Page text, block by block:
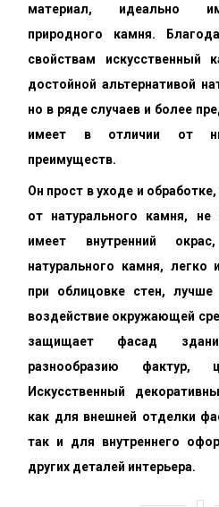
материал, идеально
природного камня.
свойствам искусственный
достойной альтернативой
но в ряде случаев и более
имеет в отличии от
преимуществ.
Он прост в уходе и
от натурального камня, не
имеет внутренний
натурального камня, легко
при облицовке стен, лучше
воздействие окружающей
защищает фасад
разнообразию фактур,
Искусственный
как для внешней отделки
так и для внутреннего
других деталей интерьера.